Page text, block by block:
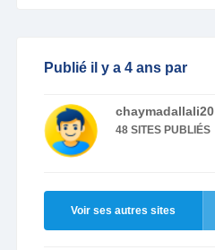
Publié il y a 4 ans par
chaymadallali20
48 SITES PUBLIÉS
Voir ses autres sites